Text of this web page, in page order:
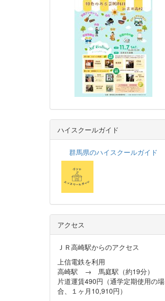
ハイスクールガイド
群馬県のハイスクールガイド
アクセス
ＪＲ高崎駅からのアクセス
上信電鉄を利用
高崎駅 → 馬庭駅（約19分）
片道運賃490円（通学定期使用の場
合、１ヶ月10,910円）